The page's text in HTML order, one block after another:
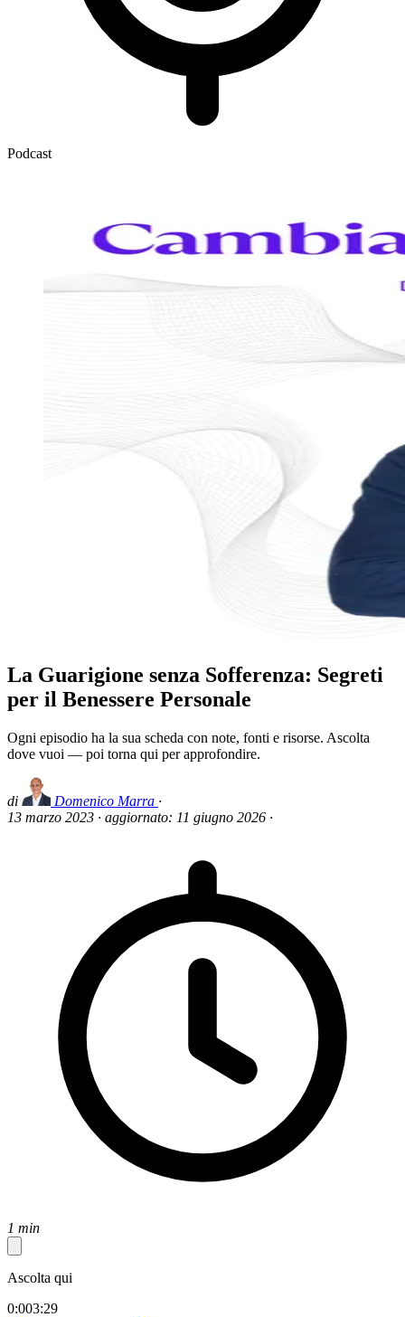
Podcast
La Guarigione senza Sofferenza: Segreti
per il Benessere Personale
Ogni episodio ha la sua scheda con note, fonti e risorse. Ascolta
dove vuoi — poi torna qui per approfondire.
di Domenico Marra ·
13 marzo 2023 · aggiornato: 11 giugno 2026 ·
1 min
Ascolta qui
0:003:29